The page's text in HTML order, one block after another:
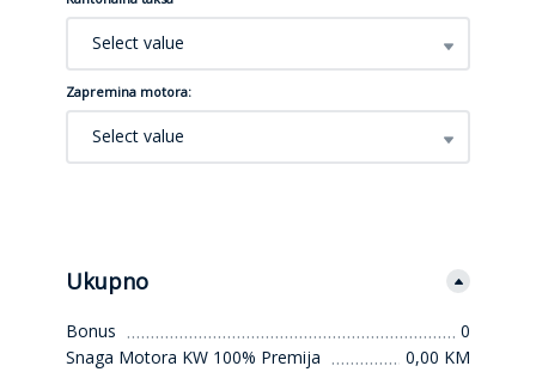
Select value
Zapremina motora:
Select value
Ukupno
Bonus
0
Snaga Motora KW 100% Premija
0,00 KM